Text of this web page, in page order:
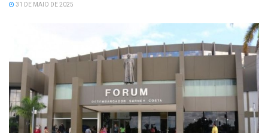
31 DE MAIO DE 2025